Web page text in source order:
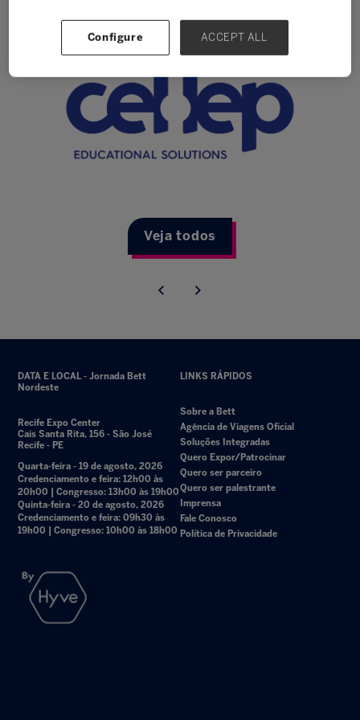
Veja todos
DATA E LOCAL - Jornada Bett
Nordeste
Recife Expo Center
Cais Santa Rita, 156 - São José
Recife - PE
Quarta-feira - 19 de agosto, 2026
Credenciamento e feira: 12h00 às
20h00 | Congresso: 13h00 às 19h00
Quinta-feira - 20 de agosto, 2026
Credenciamento e feira: 09h30 às
19h00 | Congresso: 10h00 às 18h00
LINKS RÁPIDOS
Sobre a Bett
Agência de Viagens Oficial
Soluções Integradas
Quero Expor/Patrocinar
Quero ser parceiro
Quero ser palestrante
Imprensa
Fale Conosco
Política de Privacidade
Configure ACCEPT ALL